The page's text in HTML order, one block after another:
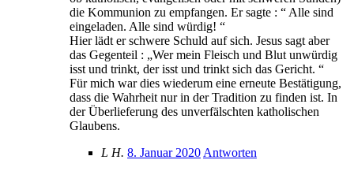
die Kommunion zu empfangen. Er sagte : “ Alle sind
eingeladen. Alle sind würdig! “
Hier lädt er schwere Schuld auf sich. Jesus sagt aber
das Gegenteil : „Wer mein Fleisch und Blut unwürdig
isst und trinkt, der isst und trinkt sich das Gericht. “
Für mich war dies wiederum eine erneute Bestätigung,
dass die Wahrheit nur in der Tradition zu finden ist. In
der Überlieferung des unverfälschten katholischen
Glaubens.
L H. 8. Januar 2020 Antworten